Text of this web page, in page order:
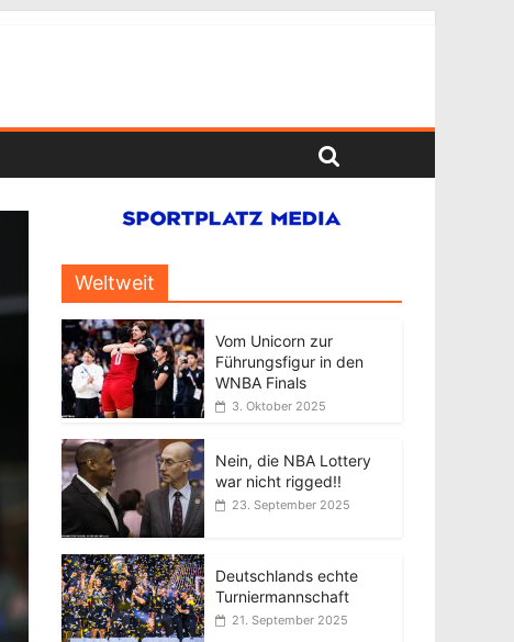
Weltweit
Vom Unicorn zur
Führungsfigur in den
WNBA Finals
3. Oktober 2025
Nein, die NBA Lottery
war nicht rigged!!
23. September 2025
Deutschlands echte
Turniermannschaft
21. September 2025